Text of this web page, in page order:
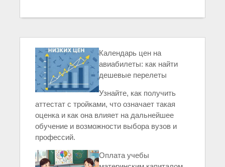
Календарь цен на
авиабилеты: как найти
дешевые перелеты
Узнайте, как получить
аттестат с тройками, что означает такая
оценка и как она влияет на дальнейшее
обучение и возможности выбора вузов и
профессий.
Оплата учебы